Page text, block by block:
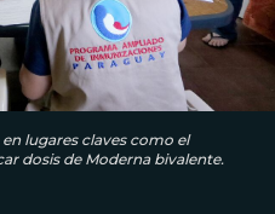
lugares claves como el
dosis de Moderna bivalente.